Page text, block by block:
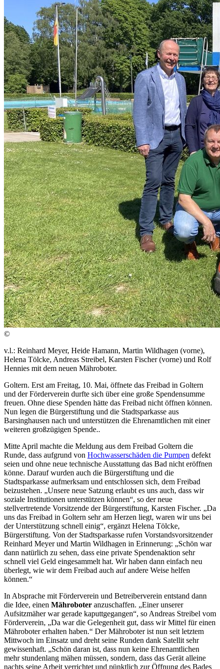
©
v.l.: Reinhard Meyer, Heide Hamann, Martin Wildhagen (vorne),
Helena Tölcke, Andreas Streibel, Karsten Fischer (vorne) und Rolf
Hennies mit dem neuen Mähroboter.
Goltern. Erst am Freitag, 10. Mai, öffnete das Freibad in Goltern
und der Förderverein durfte sich über eine große Spendensumme
freuen. Ohne diese Spenden hätte das Freibad nicht öffnen können.
Nun legen die Bürgerstiftung und die Stadtsparkasse aus
Barsinghausen nach und unterstützen die Ehrenamtlichen mit einer
weiteren großzügigen Spende..
Mitte April machte die Meldung aus dem Freibad Goltern die
Runde, dass aufgrund von Hochwasserschäden die Pumpen defekt
seien und ohne neue technische Ausstattung das Bad nicht eröffnen
könne. Darauf wurden auch die Bürgerstiftung und die
Stadtsparkasse aufmerksam und entschlossen sich, dem Freibad
beizustehen. „Unsere neue Satzung erlaubt es uns auch, dass wir
soziale Institutionen unterstützen können“, so der neue
stellvertretende Vorsitzende der Bürgerstiftung, Karsten Fischer. „Da
uns das Freibad in Goltern sehr am Herzen liegt, waren wir uns bei
der Unterstützung schnell einig“, ergänzt Helena Tölcke,
Bürgerstiftung. Von der Stadtsparkasse rufen Vorstandsvorsitzender
Reinhard Meyer und Martin Wildhagen in Erinnerung: „Schön war
dann natürlich zu sehen, dass eine private Spendenaktion sehr
schnell viel Geld eingesammelt hat. Wir haben dann einfach neu
überlegt, wie wir dem Freibad auch auf andere Weise helfen
können.“
In Absprache mit Förderverein und Betreiberverein entstand dann
die Idee, einen Mähroboter anzuschaffen. „Einer unserer
Aufsitzmäher war gerade kaputtgegangen“, so Andreas Streibel vom
Förderverein, „Da war die Gelegenheit gut, dass wir Mittel für einen
Mähroboter erhalten haben.“ Der Mähroboter ist nun seit letztem
Mittwoch im Einsatz und dreht seine Runden dank Satellit sehr
gewissenhaft. „Schön daran ist, dass nun keine Ehrenamtlichen
mehr stundenlang mähen müssen, sondern, dass das Gerät alleine
nachts seine Arbeit verrichtet und pünktlich zur Öffnung des Bades